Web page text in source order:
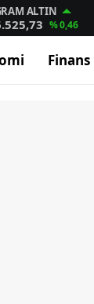
ALTIN
% 0,46
Finans